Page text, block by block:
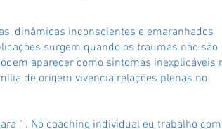
dinâmicas inconscientes e emaranhados
surgem quando os traumas não são
aparecer como sintomas inexplicáveis
de origem vivencia relações plenas no
1. No coaching individual eu trabalho com